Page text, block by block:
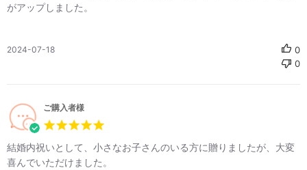
がアップしました。
公
2024-07-18
0
0
ご購入者様
結婚内祝いとして、小さなお子さんのいる方に贈りましたが、大変
喜んでいただけました。